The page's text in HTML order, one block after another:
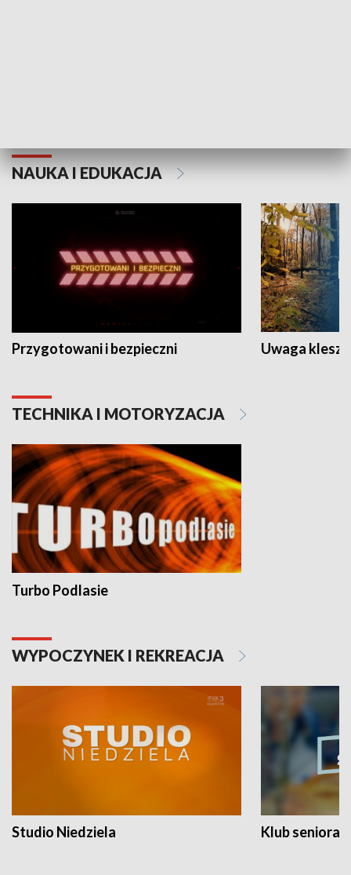
NAUKA I EDUKACJA
Przygotowani i bezpieczni Uwaga
TECHNIKA I MOTORYZACJA
Turbo Podlasie
WYPOCZYNEK I REKREACJA
Studio Niedziela Klub seniora